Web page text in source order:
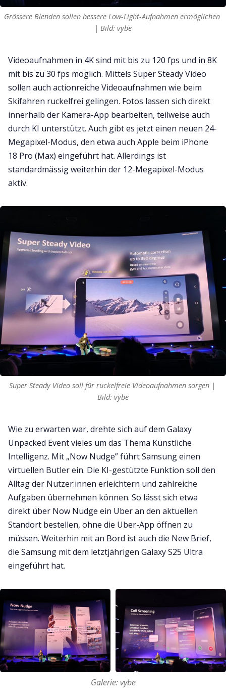
Grössere Blenden sollen bessere Low-Light-Aufnahmen ermöglichen
| Bild: vybe
Videoaufnahmen in 4K sind mit bis zu 120 fps und in 8K
mit bis zu 30 fps möglich. Mittels Super Steady Video
sollen auch actionreiche Videoaufnahmen wie beim
Skifahren ruckelfrei gelingen. Fotos lassen sich direkt
innerhalb der Kamera-App bearbeiten, teilweise auch
durch KI unterstützt. Auch gibt es jetzt einen neuen 24-
Megapixel-Modus, den etwa auch Apple beim iPhone
18 Pro (Max) eingeführt hat. Allerdings ist
standardmässig weiterhin der 12-Megapixel-Modus
aktiv.
Super Steady Video soll für ruckelfreie Videoaufnahmen sorgen |
Bild: vybe
Wie zu erwarten war, drehte sich auf dem Galaxy
Unpacked Event vieles um das Thema Künstliche
Intelligenz. Mit „Now Nudge” führt Samsung einen
virtuellen Butler ein. Die KI-gestützte Funktion soll den
Alltag der Nutzer:innen erleichtern und zahlreiche
Aufgaben übernehmen können. So lässt sich etwa
direkt über Now Nudge ein Uber an den aktuellen
Standort bestellen, ohne die Uber-App öffnen zu
müssen. Weiterhin mit an Bord ist auch die New Brief,
die Samsung mit dem letztjährigen Galaxy S25 Ultra
eingeführt hat.
Galerie: vybe